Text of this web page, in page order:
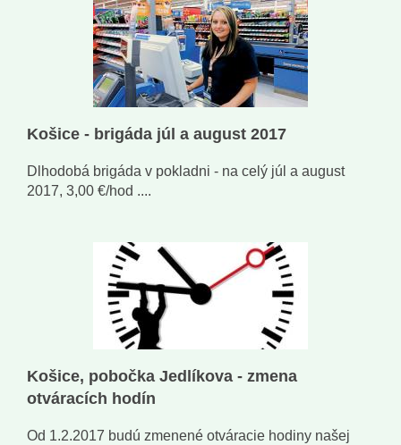
Košice - brigáda júl a august 2017
Dlhodobá brigáda v pokladni - na celý júl a august
2017, 3,00 €/hod ....
Košice, pobočka Jedlíkova - zmena
otváracích hodín
Od 1.2.2017 budú zmenené otváracie hodiny našej